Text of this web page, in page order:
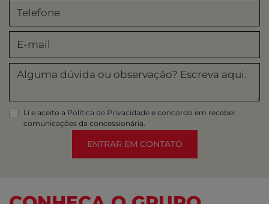
Li e aceito a Política de Privacidade e concordo em receber
comunicações da concessionária.
ENTRAR EM CONTATO